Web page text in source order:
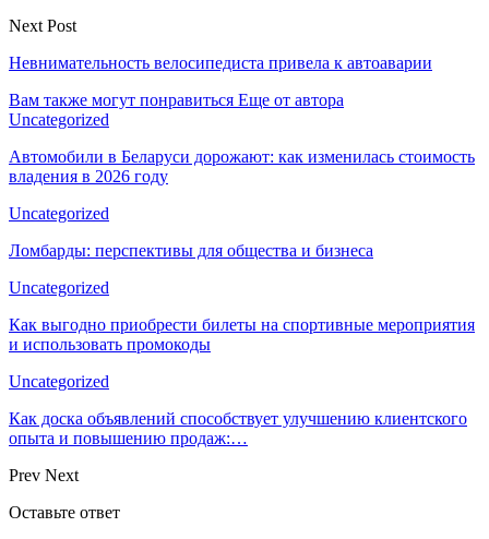
Next Post
Невнимательность велосипедиста привела к автоаварии
Вам также могут понравиться Еще от автора
Uncategorized
Автомобили в Беларуси дорожают: как изменилась стоимость
владения в 2026 году
Uncategorized
Ломбарды: перспективы для общества и бизнеса
Uncategorized
Как выгодно приобрести билеты на спортивные мероприятия
и использовать промокоды
Uncategorized
Как доска объявлений способствует улучшению клиентского
опыта и повышению продаж:…
Prev Next
Оставьте ответ